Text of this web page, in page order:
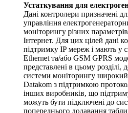
Устаткування для
Дані контролери призначені
управління
моніторингу різних
Інтернет. Для цих цілей дані
підтримку IP мереж і мають у
Ethernet та/або GSM GPRS
представлені в цьому розділі,
системи моніторингу широкий
Datakom з підтримкою
інших виробників, що
можуть бути підключені до
попереднього додавання